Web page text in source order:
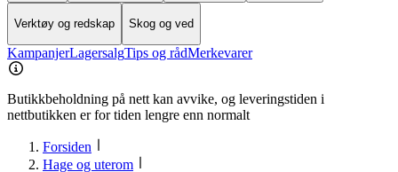
Verktøy og redskap Skog og ved
KampanjerLagersalgTips og rådMerkevarer
Butikkbeholdning på nett kan avvike, og leveringstiden i
nettbutikken er for tiden lengre enn normalt
Forsiden
Hage og uterom